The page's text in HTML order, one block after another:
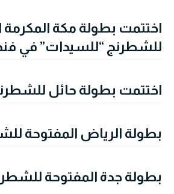
اختتمت بطولة مكة المكرمة
للشطرنج “للسيدات” في
اختتمت بطولة حائل
بطولة الرياض المفتوحة
بطولة جدة المفتوحة